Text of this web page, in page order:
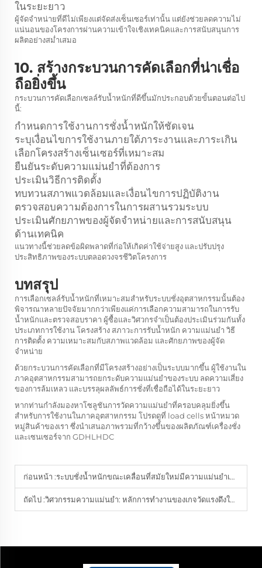
ในระยะยาว
ผู้จัดจำหน่ายที่ดีไม่เพียงแต่จัดส่งเซ็นเซอร์เท่านั้น แต่ยังช่วยลดความไม่
แน่นอนของโครงการผ่านความเข้าใจเชิงเทคนิคและการสนับสนุนการ
ผลิตอย่างสม่ำเสมอ
10. สร้างกระบวนการคัดเลือกที่น่าเชื่อ
ถือยิ่งขึ้น
กระบวนการคัดเลือกเซลล์รับน้ำหนักที่ดีขึ้นมักประกอบด้วยขั้นตอนต่อไป
นี้:
กำหนดการใช้งานการชั่งน้ำหนักให้ชัดเจน
ระบุเงื่อนไขการใช้งานภายใต้ภาระงานและภาระเกิน
เลือกโครงสร้างเซ็นเซอร์ที่เหมาะสม
ยืนยันระดับความแม่นยำที่ต้องการ
ประเมินวิธีการติดตั้ง
ทบทวนสภาพแวดล้อมและเงื่อนไขการปฏิบัติงาน
ตรวจสอบความต้องการในการผสานรวมระบบ
ประเมินศักยภาพของผู้จัดจำหน่ายและการสนับสนุน
ด้านเทคนิค
แนวทางนี้ช่วยลดข้อผิดพลาดที่ก่อให้เกิดค่าใช้จ่ายสูง และปรับปรุง
ประสิทธิภาพของระบบตลอดวงจรชีวิตโครงการ
บทสรุป
การเลือกเซลล์รับน้ำหนักที่เหมาะสมสำหรับระบบชั่งอุตสาหกรรมนั้นต้อง
พิจารณาหลายปัจจัยมากกว่าเพียงแค่การเลือกความสามารถในการรับ
น้ำหนักและตรวจสอบราคา ผู้ซื้อและวิศวกรจำเป็นต้องประเมินร่วมกันทั้ง
ประเภทการใช้งาน โครงสร้าง สภาวะการรับน้ำหนัก ความแม่นยำ วิธี
การติดตั้ง ความเหมาะสมกับสภาพแวดล้อม และศักยภาพของผู้จัด
จำหน่าย
ด้วยกระบวนการคัดเลือกที่มีโครงสร้างอย่างเป็นระบบมากขึ้น ผู้ใช้งานใน
ภาคอุตสาหกรรมสามารถยกระดับความแม่นยำของระบบ ลดความเสี่ยง
ของการล้มเหลว และบรรลุผลลัพธ์การชั่งที่เชื่อถือได้ในระยะยาว
หากท่านกำลังมองหาโซลูชันการวัดความแม่นยำที่ครอบคลุมยิ่งขึ้น
สำหรับการใช้งานในภาคอุตสาหกรรม โปรดดูที่ load cellsหน้าหมวด
หมู่สินค้าของเรา ซึ่งนำเสนอภาพรวมที่กว้างขึ้นของผลิตภัณฑ์เครื่องชั่ง
และเซนเซอร์จาก GDHLHDC
ก่อนหน้า :ระบบชั่งน้ำหนักขณะเคลื่อนที่สมัยใหม่มีความแม่นยำเพียงใดใน
ถัดไป :วิศวกรรมความแม่นยำ: หลักการทำงานของเกจวัดแรงดึงในกระบ